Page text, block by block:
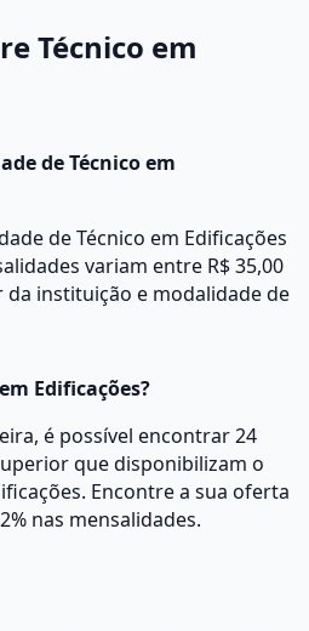
Técnico em
de Técnico em
de Técnico em Edificações
variam entre R$ 35,00
da instituição e modalidade de
Edificações?
é possível encontrar 24
que disponibilizam o
Encontre a sua oferta
nas mensalidades.